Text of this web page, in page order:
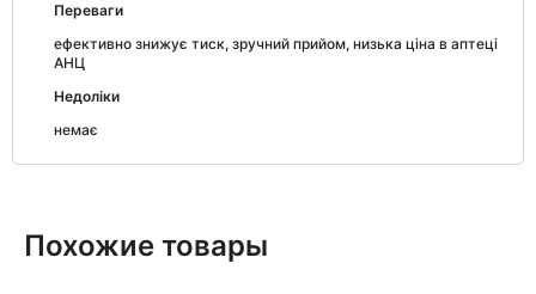
Переваги
ефективно знижує тиск, зручний прийом, низька ціна в аптеці
АНЦ
Недоліки
немає
Похожие товары